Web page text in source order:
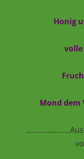
Honig
volle
Mond dem